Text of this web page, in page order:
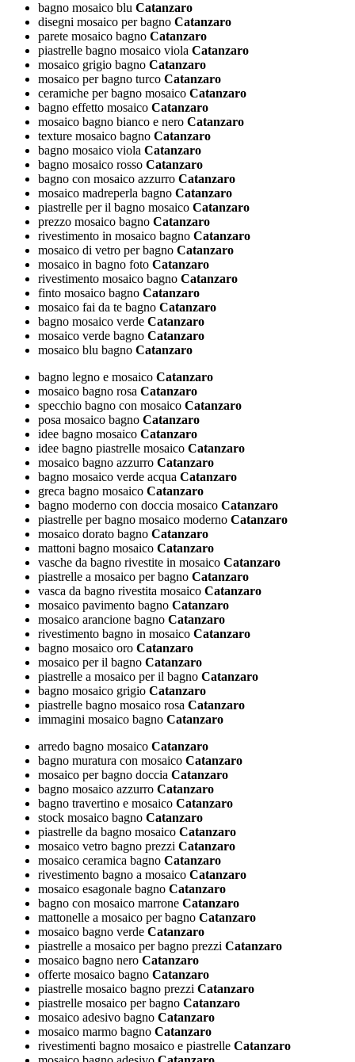
bagno mosaico blu Catanzaro
disegni mosaico per bagno Catanzaro
parete mosaico bagno Catanzaro
piastrelle bagno mosaico viola Catanzaro
mosaico grigio bagno Catanzaro
mosaico per bagno turco Catanzaro
ceramiche per bagno mosaico Catanzaro
bagno effetto mosaico Catanzaro
mosaico bagno bianco e nero Catanzaro
texture mosaico bagno Catanzaro
bagno mosaico viola Catanzaro
bagno mosaico rosso Catanzaro
bagno con mosaico azzurro Catanzaro
mosaico madreperla bagno Catanzaro
piastrelle per il bagno mosaico Catanzaro
prezzo mosaico bagno Catanzaro
rivestimento in mosaico bagno Catanzaro
mosaico di vetro per bagno Catanzaro
mosaico in bagno foto Catanzaro
rivestimento mosaico bagno Catanzaro
finto mosaico bagno Catanzaro
mosaico fai da te bagno Catanzaro
bagno mosaico verde Catanzaro
mosaico verde bagno Catanzaro
mosaico blu bagno Catanzaro
bagno legno e mosaico Catanzaro
mosaico bagno rosa Catanzaro
specchio bagno con mosaico Catanzaro
posa mosaico bagno Catanzaro
idee bagno mosaico Catanzaro
idee bagno piastrelle mosaico Catanzaro
mosaico bagno azzurro Catanzaro
bagno mosaico verde acqua Catanzaro
greca bagno mosaico Catanzaro
bagno moderno con doccia mosaico Catanzaro
piastrelle per bagno mosaico moderno Catanzaro
mosaico dorato bagno Catanzaro
mattoni bagno mosaico Catanzaro
vasche da bagno rivestite in mosaico Catanzaro
piastrelle a mosaico per bagno Catanzaro
vasca da bagno rivestita mosaico Catanzaro
mosaico pavimento bagno Catanzaro
mosaico arancione bagno Catanzaro
rivestimento bagno in mosaico Catanzaro
bagno mosaico oro Catanzaro
mosaico per il bagno Catanzaro
piastrelle a mosaico per il bagno Catanzaro
bagno mosaico grigio Catanzaro
piastrelle bagno mosaico rosa Catanzaro
immagini mosaico bagno Catanzaro
arredo bagno mosaico Catanzaro
bagno muratura con mosaico Catanzaro
mosaico per bagno doccia Catanzaro
bagno mosaico azzurro Catanzaro
bagno travertino e mosaico Catanzaro
stock mosaico bagno Catanzaro
piastrelle da bagno mosaico Catanzaro
mosaico vetro bagno prezzi Catanzaro
mosaico ceramica bagno Catanzaro
rivestimento bagno a mosaico Catanzaro
mosaico esagonale bagno Catanzaro
bagno con mosaico marrone Catanzaro
mattonelle a mosaico per bagno Catanzaro
mosaico bagno verde Catanzaro
piastrelle a mosaico per bagno prezzi Catanzaro
mosaico bagno nero Catanzaro
offerte mosaico bagno Catanzaro
piastrelle mosaico bagno prezzi Catanzaro
piastrelle mosaico per bagno Catanzaro
mosaico adesivo bagno Catanzaro
mosaico marmo bagno Catanzaro
rivestimenti bagno mosaico e piastrelle Catanzaro